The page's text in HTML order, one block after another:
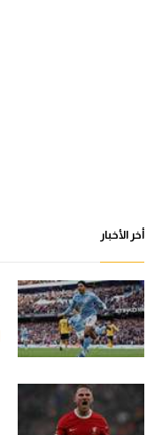
أخر الأخبار